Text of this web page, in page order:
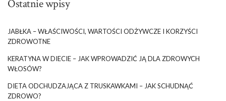
Ostatnie wpisy
JABŁKA – WŁAŚCIWOŚCI, WARTOŚCI ODŻYWCZE I KORZYŚCI
ZDROWOTNE
KERATYNA W DIECIE – JAK WPROWADZIĆ JĄ DLA ZDROWYCH
WŁOSÓW?
DIETA ODCHUDZAJĄCA Z TRUSKAWKAMI – JAK SCHUDNĄĆ
ZDROWO?